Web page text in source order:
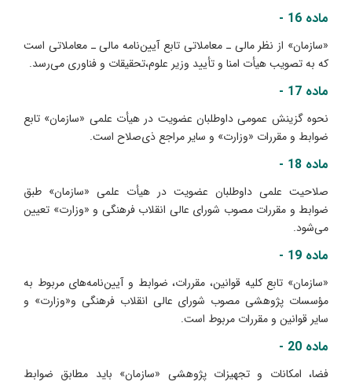
ماده 16 -
«سازمان» از نظر مالی ـ معاملاتی تابع آیین‌نامه مالی ـ معاملاتی است
که به تصویب هیأت امنا و تأیید وزیر علوم،تحقیقات و فناوری می‌رسد.
ماده 17 -
نحوه گزینش عمومی داوطلبان عضویت در هیأت علمی «سازمان» تابع
ضوابط و مقررات «وزارت» و سایر مراجع ذی‌صلاح است.
ماده 18 -
صلاحیت علمی داوطلبان عضویت در هیأت علمی «سازمان» طبق
ضوابط و مقررات مصوب شورای عالی انقلاب فرهنگی و «وزارت» تعیین
می‌شود.
ماده 19 -
«سازمان» تابع کلیه قوانین، مقررات، ضوابط و آیین‌نامه‌های مربوط به
مؤسسات پژوهشی مصوب شورای عالی انقلاب فرهنگی و«وزارت» و
سایر قوانین و مقررات مربوط است.
ماده 20 -
فضا، امکانات و تجهیزات پژوهشی «سازمان» باید مطابق ضوابط